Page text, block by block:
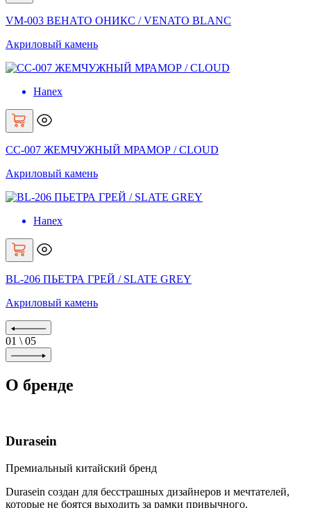
VM-003 ВЕНАТО ОНИКС / VENATO BLANC
Акриловый камень
Hanex
CC-007 ЖЕМЧУЖНЫЙ МРАМОР / CLOUD
Акриловый камень
Hanex
BL-206 ПЬЕТРА ГРЕЙ / SLATE GREY
Акриловый камень
01 \ 05
О бренде
Durasein
Премиальный китайский бренд
Durasein создан для бесстрашных дизайнеров и мечтателей,
которые не боятся выходить за рамки привычного.